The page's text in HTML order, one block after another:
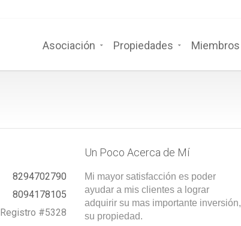
Asociación Propiedades Miembros
8294702790
8094178105
Registro #5328
Un Poco Acerca de Mí
Mi mayor satisfacción es poder
ayudar a mis clientes a lograr
adquirir su mas importante inversión,
su propiedad.